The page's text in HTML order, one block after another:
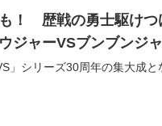
も！ 歴戦の勇士駆け
ジャーVSブンブンジ
」シリーズ30周年の集大成